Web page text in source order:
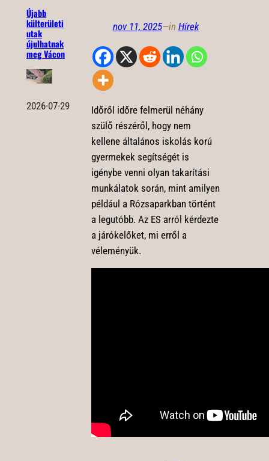
Újabb
külterületi
utak
újulhatnak
meg Vácon
2026-07-29
nov 11, 2025—in Hírek
Időről időre felmerül néhány
szülő részéről, hogy nem
kellene általános iskolás korú
gyermekek segítségét is
igénybe venni olyan takarítási
munkálatok során, mint amilyen
például a Rózsaparkban történt
a legutóbb. Az ES arról kérdezte
a járókelőket, mi erről a
véleményük.